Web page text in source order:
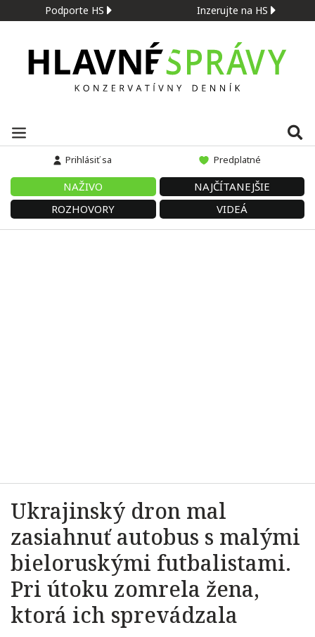
Podporte HS Inzerujte na HS
Prihlásiť sa Predplatné
NAŽIVO
NAJČÍTANEJŠIE
ROZHOVORY
VIDEÁ
Ukrajinský dron mal
zasiahnuť autobus s malými
bieloruskými futbalistami.
Pri útoku zomrela žena,
ktorá ich sprevádzala